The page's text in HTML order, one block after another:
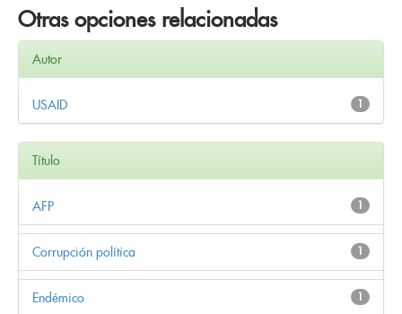
Otras opciones relacionadas
Autor
1
USAID
Título
1
AFP
1
Corrupción política
1
Endémico